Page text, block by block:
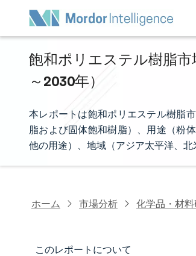
飽和ポリエステル樹脂
～2030年）
本レポートは飽和ポリエステル樹脂
脂および固体飽和樹脂）、用途（粉
他の用途）、地域（アジア太平洋、
ホーム 市場分析 化学品・材料
このレポートについて